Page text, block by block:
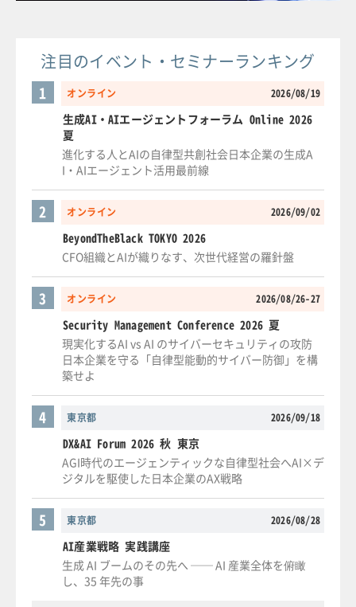
注目のイベント・セミナーランキング
オンライン 2026/08/19
1
生成AI・AIエージェントフォーラム Online 2026
夏
進化する人とAIの自律型共創社会日本企業の生成A
I・AIエージェント活用最前線
オンライン 2026/09/02
2
BeyondTheBlack TOKYO 2026
CFO組織とAIが織りなす、次世代経営の羅針盤
オンライン 2026/08/26-27
3
Security Management Conference 2026 夏
現実化するAI vs AI のサイバーセキュリティの攻防
日本企業を守る「自律型能動的サイバー防御」を構
築せよ
東京都 2026/09/18
4
DX&AI Forum 2026 秋 東京
AGI時代のエージェンティックな自律型社会へAI×デ
ジタルを駆使した日本企業のAX戦略
東京都 2026/08/28
5
AI産業戦略 実践講座
生成 AI ブームのその先へ ── AI 産業全体を俯瞰
し、35 年先の事